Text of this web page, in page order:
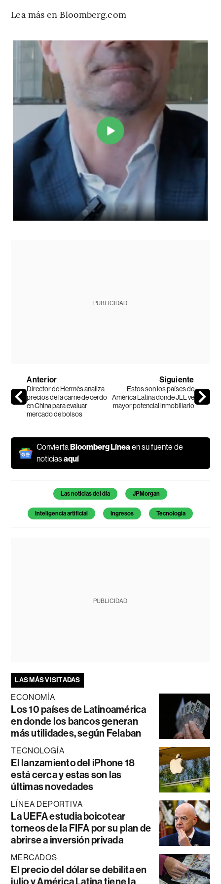
Lea más en Bloomberg.com
PUBLICIDAD
Anterior
Director de Hermès analiza
precios de la carne de cerdo
en China para evaluar
mercado de bolsos
Siguiente
Estos son los países de
América Latina donde JLL ve
mayor potencial inmobiliario
ConviertaBloomberg Líneaen su fuente de
noticiasaquí
Temas de este artículo
Las noticias del día JPMorgan
Inteligencia artificial Ingresos Tecnologia
PUBLICIDAD
LAS MÁS VISITADAS
ECONOMÍA
Los 10 países de Latinoamérica
en donde los bancos generan
más utilidades, según Felaban
TECNOLOGÍA
El lanzamiento del iPhone 18
está cerca y estas son las
últimas novedades
LÍNEA DEPORTIVA
La UEFA estudia boicotear
torneos de la FIFA por su plan de
abrirse a inversión privada
MERCADOS
El precio del dólar se debilita en
julio y América Latina tiene la